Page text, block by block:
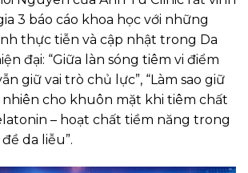
3 báo cáo khoa học với những
thực tiễn và cập nhật trong Da
đại: “Giữa làn sóng tiêm vi điểm
giữ vai trò chủ lực”, “Làm sao giữ
cho khuôn mặt khi tiêm chất
– hoạt chất tiềm năng trong
da liễu”.